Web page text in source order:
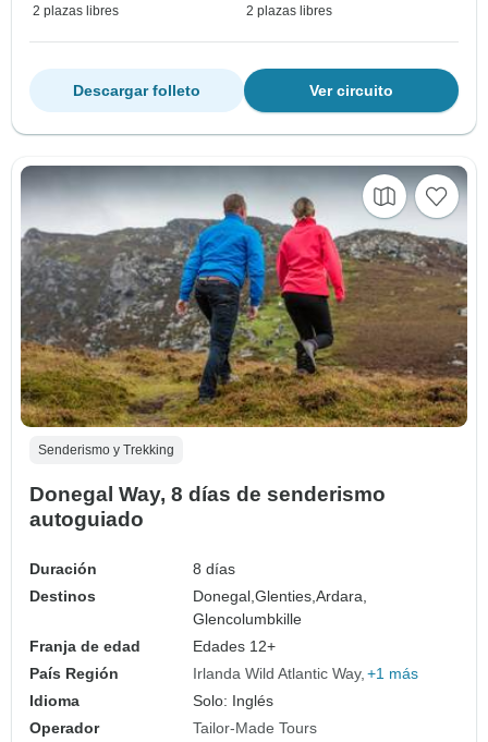
2 plazas libres 2 plazas libres
Ver circuito
Descargar folleto
Senderismo y Trekking
Donegal Way, 8 días de senderismo
autoguiado
Duración
8 días
Destinos
Donegal,Glenties,Ardara,
Glencolumbkille
Franja de edad
Edades 12+
País Región
Irlanda Wild Atlantic Way +1 más
Idioma
Solo: Inglés
Operador
Tailor-Made Tours